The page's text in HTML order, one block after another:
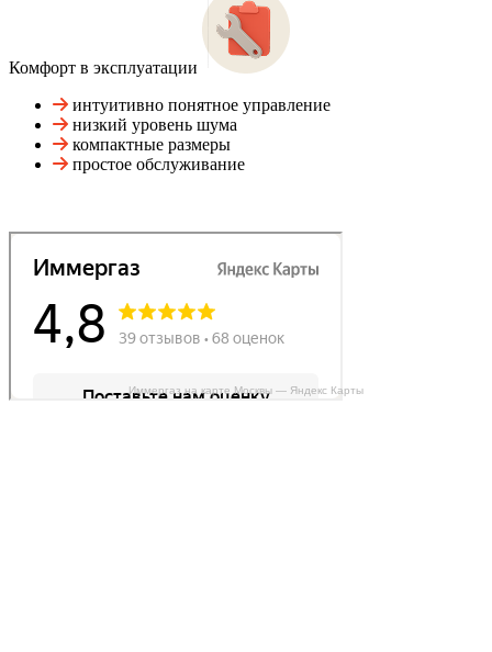
Комфорт в эксплуатации
интуитивно понятное управление
низкий уровень шума
компактные размеры
простое обслуживание
Иммергаз на карте Москвы — Яндекс Карты